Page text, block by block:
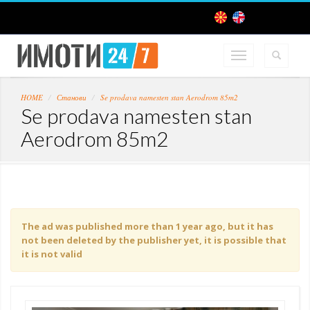
HOME Станови Se prodava namesten stan Aerodrom 85m2
Se prodava namesten stan
Aerodrom 85m2
The ad was published more than 1 year ago, but it has
not been deleted by the publisher yet, it is possible that
it is not valid